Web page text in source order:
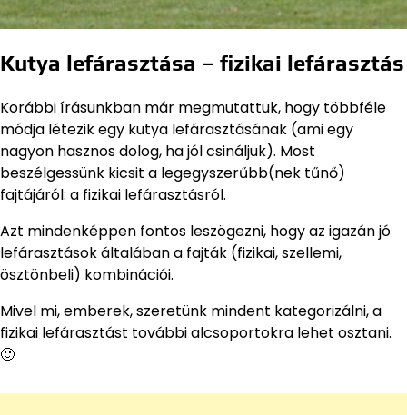
Kutya lefárasztása – fizikai lefárasztás
Korábbi írásunkban már megmutattuk, hogy többféle
módja létezik egy kutya lefárasztásának (ami egy
nagyon hasznos dolog, ha jól csináljuk). Most
beszélgessünk kicsit a legegyszerűbb(nek tűnő)
fajtájáról: a fizikai lefárasztásról.
Azt mindenképpen fontos leszögezni, hogy az igazán jó
lefárasztások általában a fajták (fizikai, szellemi,
ösztönbeli) kombinációi.
Mivel mi, emberek, szeretünk mindent kategorizálni, a
fizikai lefárasztást további alcsoportokra lehet osztani.
🙂